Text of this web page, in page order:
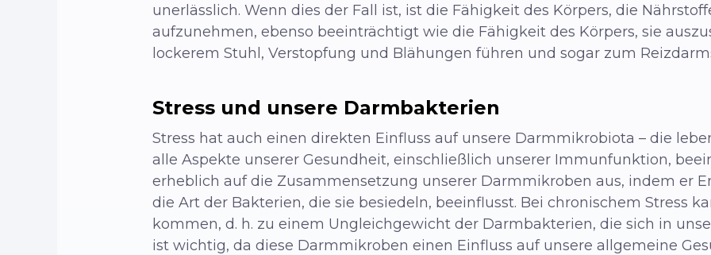
unerlässlich. Wenn dies der Fall ist, ist die Fähigkeit des Körpers, die
aufzunehmen, ebenso beeinträchtigt wie die Fähigkeit des Körpers, sie
lockerem Stuhl, Verstopfung und Blähungen führen und sogar zum
Stress und unsere Darmbakterien
Stress hat auch einen direkten Einfluss auf unsere Darmmikrobiota – die
alle Aspekte unserer Gesundheit, einschließlich unserer Immunfunktion,
erheblich auf die Zusammensetzung unserer Darmmikroben aus, indem er
die Art der Bakterien, die sie besiedeln, beeinflusst. Bei chronischem Stress
kommen, d. h. zu einem Ungleichgewicht der Darmbakterien, die sich in
ist wichtig, da diese Darmmikroben einen Einfluss auf unsere allgemeine